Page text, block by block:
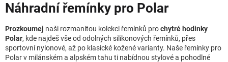
MACBOOK
AIRPODS
AIRTAG
Náhradní řemínky pro Polar
Prozkoumej naši rozmanitou kolekci řemínků prochytré hodinky
Polar, kde najdeš vše od odolných silikonových řemínků, přes
sportovní nylonové, až po klasické kožené varianty. Naše řemínky pro
Polar v milánském a alpském tahu ti nabídnou stylové a pohodlné